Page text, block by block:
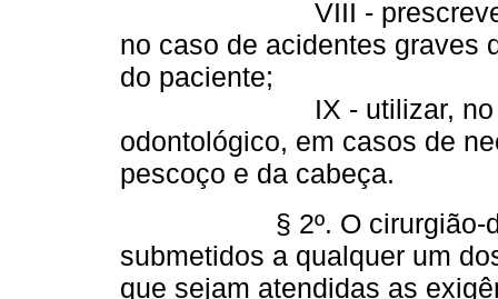
VIII - prescrever e
no caso de acidentes graves
do paciente;
IX - utilizar, no
odontológico, em casos de
pescoço e da cabeça.
§ 2º. O cirurgião-
submetidos a qualquer um
que sejam atendidas as